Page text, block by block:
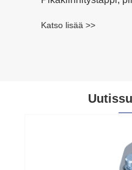
Katso lisää >>